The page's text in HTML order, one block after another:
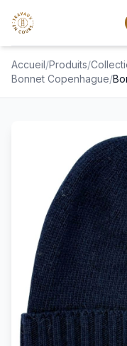
Accueil/Produits/
Bonnet Copenhague/